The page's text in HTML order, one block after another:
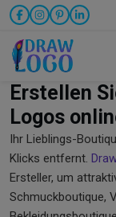
Erstellen
Logos
Ihr Lieblings-
Klicks entfernt.
Ersteller, um
Schmuckboutique,